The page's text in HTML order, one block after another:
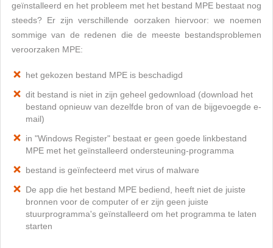
geïnstalleerd en het probleem met het bestand MPE bestaat nog
steeds? Er zijn verschillende oorzaken hiervoor: we noemen
sommige van de redenen die de meeste bestandsproblemen
veroorzaken MPE:
het gekozen bestand MPE is beschadigd
dit bestand is niet in zijn geheel gedownload (download het
bestand opnieuw van dezelfde bron of van de bijgevoegde e-
mail)
in "Windows Register" bestaat er geen goede linkbestand
MPE met het geïnstalleerd ondersteuning-programma
bestand is geïnfecteerd met virus of malware
De app die het bestand MPE bediend, heeft niet de juiste
bronnen voor de computer of er zijn geen juiste
stuurprogramma's geïnstalleerd om het programma te laten
starten